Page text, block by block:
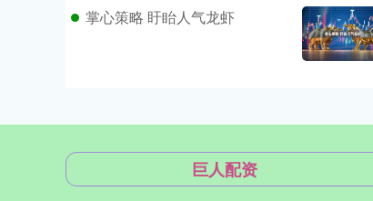
掌心策略 盱眙人气龙虾
巨人配资